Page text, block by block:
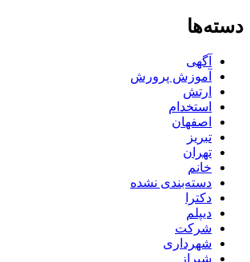
دسته‌ها
آگهی
آموزش پرورش
ارتش
استخدام
اصفهان
تبریز
تهران
خانم
دسته‌بندی نشده
دکترا
دیپلم
شرکت
شهرداری
شیراز